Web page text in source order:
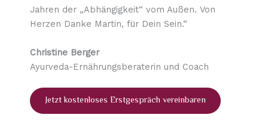
Jahren der „Abhängigkeit“ vom Außen. Von
Herzen Danke Martin, für Dein Sein.“
Christine Berger
Ayurveda-Ernährungsberaterin und Coach
Jetzt kostenloses Erstgespräch vereinbaren